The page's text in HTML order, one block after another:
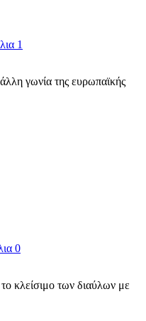
1
γωνία της ευρωπαϊκής
0
κλείσιμο των διαύλων με